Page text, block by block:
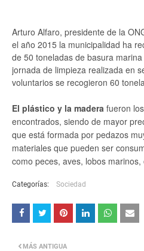
Arturo Alfaro, presidente de la
el año 2015 la municipalidad ha
de 50 toneladas de basura
jornada de limpieza realizada en
voluntarios se recogieron 60
El plástico y la madera fueron
encontrados, siendo de mayor
que está formada por pedazos
materiales que pueden ser
como peces, aves, lobos marinos,
Categorías: Sociedad
MÁS ANTIGUA